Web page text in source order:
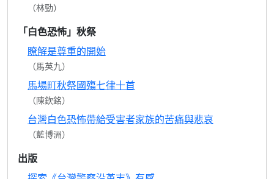
（林勁）
「白色恐怖」秋祭
瞭解是尊重的開始
（馬英九）
馬場町秋祭國殤七律十首
（陳欽銘）
台灣白色恐怖帶給受害者家族的苦痛與悲哀
（藍博洲）
出版